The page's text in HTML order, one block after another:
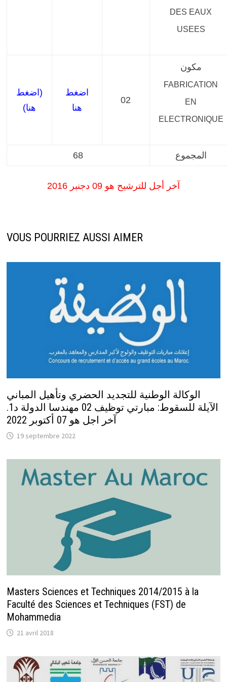
DES EAUX
USEES
(اضغط
هنا)
اضغط
هنا
02
مكون
FABRICATION
EN
ELECTRONIQUE
68 المجموع
آخر أجل للترشيح هو 09 دجنبر 2016
VOUS POURRIEZ AUSSI AIMER
الوكالة الوطنية للتجديد الحضري وتأهيل المباني
الآيلة للسقوط: مبارتي توظيف 02 مهندسا الدولة د1.
آخر اجل هو 07 أكتوبر 2022
19 septembre 2022
Masters Sciences et Techniques 2014/2015 à la
Faculté des Sciences et Techniques (FST) de
Mohammedia
21 avril 2018